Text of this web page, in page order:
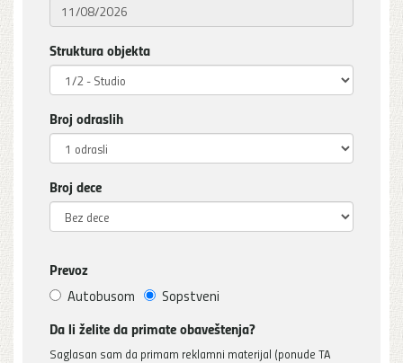
Struktura objekta
Broj odraslih
Broj dece
Prevoz
Autobusom Sopstveni
Da li želite da primate obaveštenja?
Saglasan sam da primam reklamni materijal (ponude TA